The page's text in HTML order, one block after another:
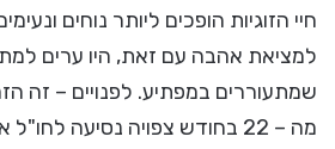
חיי הזוגיות הופכים ליותר נוחים
למציאת אהבה עם זאת, היו ערים
שמתעוררים במפתיע. לפנויים – זה
מה – 22 בחודש צפויה נסיעה